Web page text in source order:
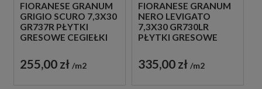
FIORANESE GRANUM
GRIGIO SCURO 7,3X30
GR737R PŁYTKI
GRESOWE CEGIEŁKI
255,00 zł m2
FIORANESE GRANUM
NERO LEVIGATO
7,3X30 GR730LR
PŁYTKI GRESOWE
335,00 zł m2